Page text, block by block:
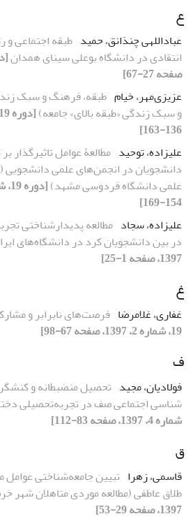
ع
عباداللهی چنذانق، حمید طبقه اجتماعی و
انتقادی در دانشگاه بوعلی سینای همدان
صفحه 27-67]
عزیزی‌مهر، خیام طبقه، فرهنگ و سبک
و سبک زندگی «طبقه بالای» جامعه)
136-163]
علیزاده، توحید مطالعۀ عوامل تاثیر‌گذار
دانشجویان در انجمن‌های علمی دانشجویی
علمی دانشگاه فردوسی مشهد)
154-169]
علیزاده، سجاد مطالعه پدیدارشناختی
در بین دانشجویان کرد در دانشگاه‌های
1397، صفحه 1-25]
غ
غفاری، غلامرضا فرصت‌های نابرابر و
19، شماره 2، 1397، صفحه 67-98]
ف
فولادیان، مجید تحصیل منضبطانه و
شناسی اجتماعی صف در تجربه‌تحصیلی
شماره 4، 1397، صفحه 83-112]
ق
قاسمی، زهرا تبیین جامعه‌شناختی عوامل
طلاق عاطفی (مطالعه موردی متاهلان شهر
1397، صفحه 29-53]